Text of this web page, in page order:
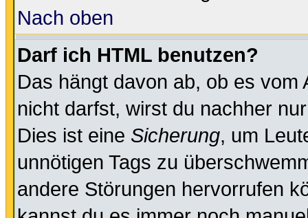
Nach oben
Darf ich HTML benutzen?
Das hängt davon ab, ob es
nicht darfst, wirst du nachher
Dies ist eine Sicherung, um
unnötigen Tags zu
andere Störungen hervorrufen